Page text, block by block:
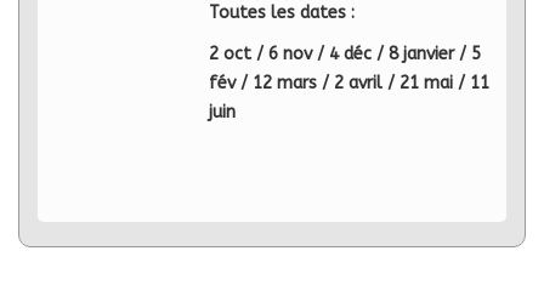
Toutes les dates :
2 oct / 6 nov / 4 déc / 8 janvier / 5
fév / 12 mars / 2 avril / 21 mai / 11
juin